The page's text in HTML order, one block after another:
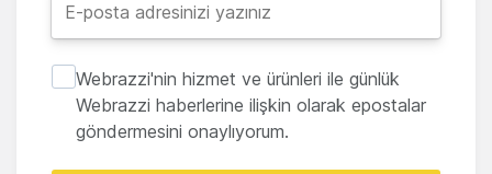
Webrazzi'nin hizmet ve ürünleri ile günlük
Webrazzi haberlerine ilişkin olarak epostalar
göndermesini onaylıyorum.